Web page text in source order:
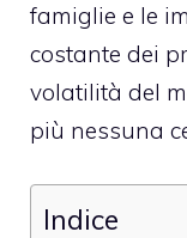
famiglie e le
costante dei
volatilità del
più nessuna
Indice